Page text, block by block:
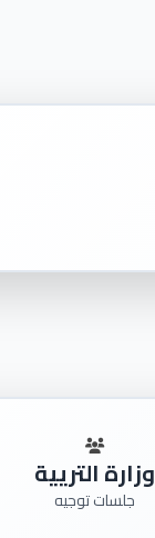
وزارة التريية
جلسات توجيه